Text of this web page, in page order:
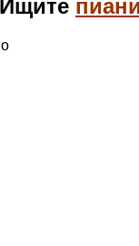
Ищите